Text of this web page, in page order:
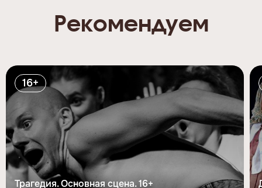
Рекомендуем
16+
Трагедия. Основная сцена. 16+